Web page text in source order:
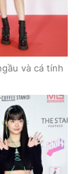
và cá tính